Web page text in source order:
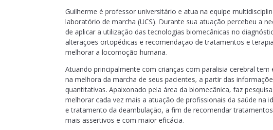
Guilherme é professor universitário e atua na equipe
laboratório de marcha (UCS). Durante sua atuação percebeu a
de aplicar a utilização das tecnologias biomecânicas no
alterações ortopédicas e recomendação de tratamentos e
melhorar a locomoção humana.
Atuando principalmente com crianças com paralisia cerebral tem
na melhora da marcha de seus pacientes, a partir das
quantitativas. Apaixonado pela área da biomecânica, faz
melhorar cada vez mais a atuação de profissionais da saúde na
e tratamento da deambulação, a fim de recomendar
mais assertivos e com maior eficácia.